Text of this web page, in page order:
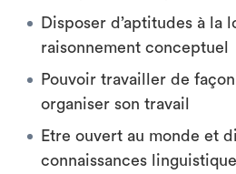
Disposer d’aptitudes à la
raisonnement conceptuel
Pouvoir travailler de
organiser son travail
Etre ouvert au monde et
connaissances